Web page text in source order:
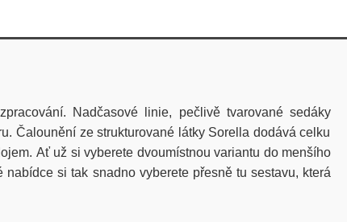
zpracování. Nadčasové linie, pečlivě tvarované sedáky
. Čalounění ze strukturované látky Sorella dodává celku
Ať už sivyberete dvoumístnou variantu do menšího
nabídce sitak snadno vyberete přesnětusestavu, která